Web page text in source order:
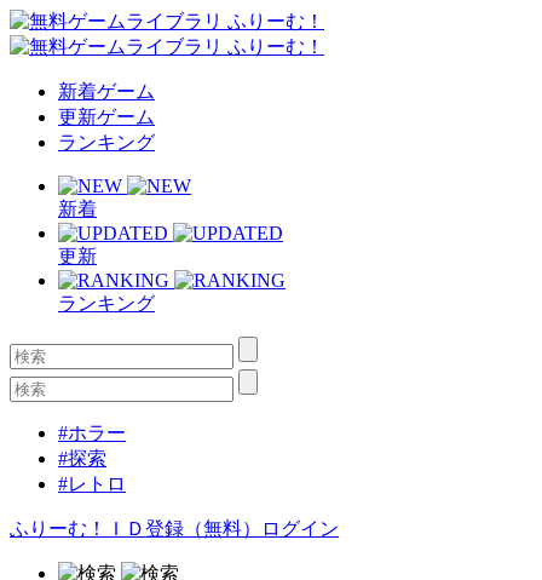
新着ゲーム
更新ゲーム
ランキング
新着
更新
ランキング
#ホラー
#探索
#レトロ
ふりーむ！ＩＤ登録（無料） ログイン